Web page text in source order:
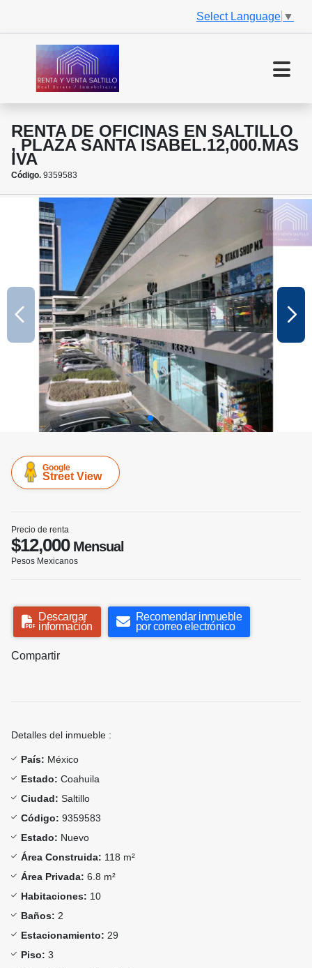
Select Language ▼
RENTA DE OFICINAS EN SALTILLO
, PLAZA SANTA ISABEL.12,000.MAS
IVA
Código. 9359583
Google
Street View
Precio de renta
$12,000Mensual
Pesos Mexicanos
Descargar
información
Recomendar inmueble
por correo electrónico
Compartir
Detalles del inmueble :
País: México
Estado: Coahuila
Ciudad: Saltillo
Código: 9359583
Estado: Nuevo
Área Construida: 118 m²
Área Privada: 6.8 m²
Habitaciones: 10
Baños: 2
Estacionamiento: 29
Piso: 3